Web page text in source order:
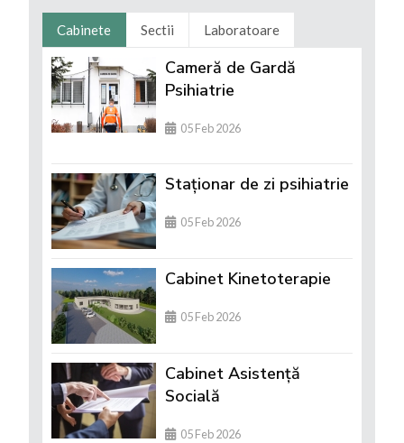
Cabinete Sectii Laboratoare
Cameră de Gardă
Psihiatrie
05 Feb 2026
Staționar de zi psihiatrie
05 Feb 2026
Cabinet Kinetoterapie
05 Feb 2026
Cabinet Asistență
Socială
05 Feb 2026